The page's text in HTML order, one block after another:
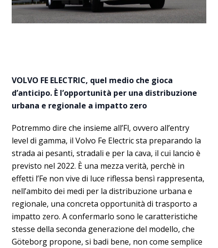
VOLVO FE ELECTRIC, quel medio che gioca
d’anticipo. È l’opportunità per una distribuzione
urbana e regionale a impatto zero
Potremmo dire che insieme all’Fl, ovvero all’entry
level di gamma, il Volvo Fe Electric sta preparando la
strada ai pesanti, stradali e per la cava, il cui lancio è
previsto nel 2022. È una mezza verità, perchè in
effetti l’Fe non vive di luce riflessa bensì rappresenta,
nell’ambito dei medi per la distribuzione urbana e
regionale, una concreta opportunità di trasporto a
impatto zero. A confermarlo sono le caratteristiche
stesse della seconda generazione del modello, che
Göteborg propone, si badi bene, non come semplice